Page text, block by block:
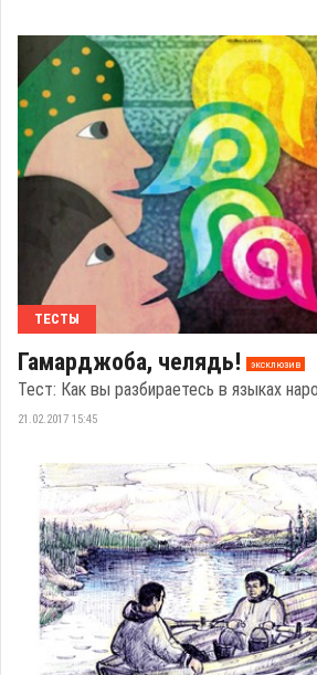
ТЕСТЫ
Гамарджоба, челядь! эксклюзив
Тест: Как вы разбираетесь в языках
21.02.2017 15:45